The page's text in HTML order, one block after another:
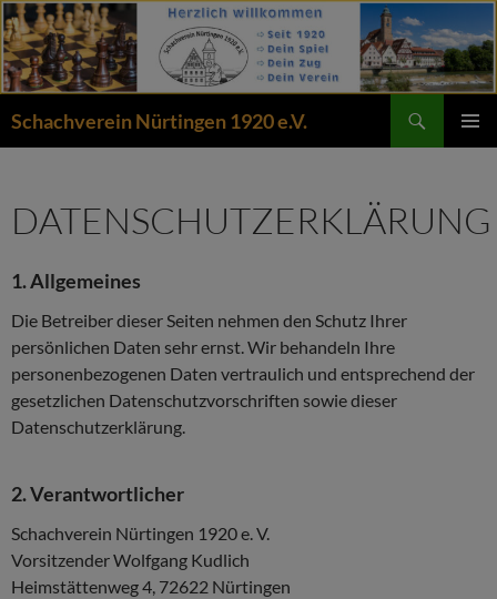
Zum
Inhalt
springen
Schachverein Nürtingen 1920 e.V.
DATENSCHUTZERKLÄRUNG
1. Allgemeines
Die Betreiber dieser Seiten nehmen den Schutz Ihrer
persönlichen Daten sehr ernst. Wir behandeln Ihre
personenbezogenen Daten vertraulich und entsprechend der
gesetzlichen Datenschutzvorschriften sowie dieser
Datenschutzerklärung.
2. Verantwortlicher
Schachverein Nürtingen 1920 e. V.
Vorsitzender Wolfgang Kudlich
Heimstättenweg 4, 72622 Nürtingen